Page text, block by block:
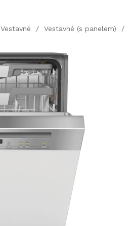
Vestavné / Vestavné (s panelem) /